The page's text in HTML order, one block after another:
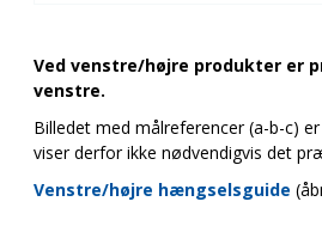
Ved venstre/højre produkter er
venstre.
Billedet med målreferencer (a-b-c)
viser derfor ikke nødvendigvis det
Venstre/højre hængselsguide